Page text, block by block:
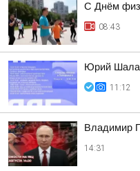
С Днём
08:43
Юрий
11:12
Владимир
14:31